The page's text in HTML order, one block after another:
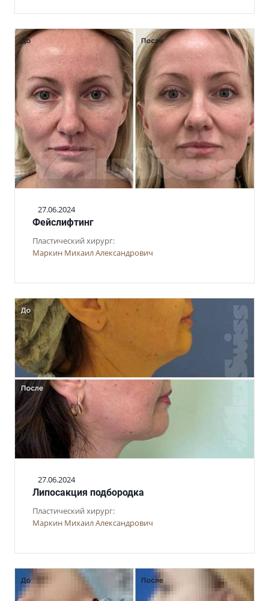
27.06.2024
Фейслифтинг
Пластический хирург:
Маркин Михаил Александрович
27.06.2024
Липосакция подбородка
Пластический хирург:
Маркин Михаил Александрович